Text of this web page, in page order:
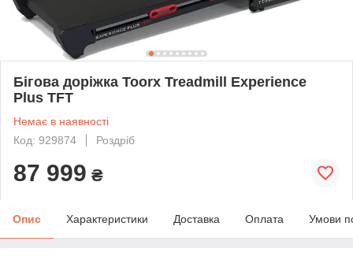
Бігова доріжка Toorx Treadmill Experience
Plus TFT
Немає в наявності
Код: 929874
Роздріб
87 999 ₴
Опис Характеристики Доставка Оплата Умови